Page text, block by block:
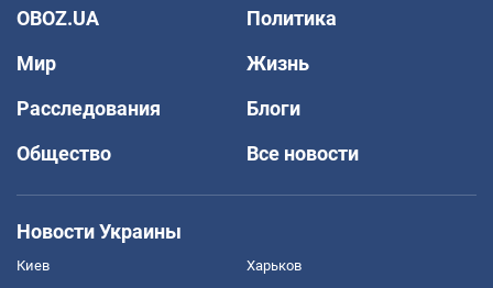
OBOZ.UA
Политика
Мир
Жизнь
Расследования
Блоги
Общество
Все новости
Новости Украины
Киев Харьков